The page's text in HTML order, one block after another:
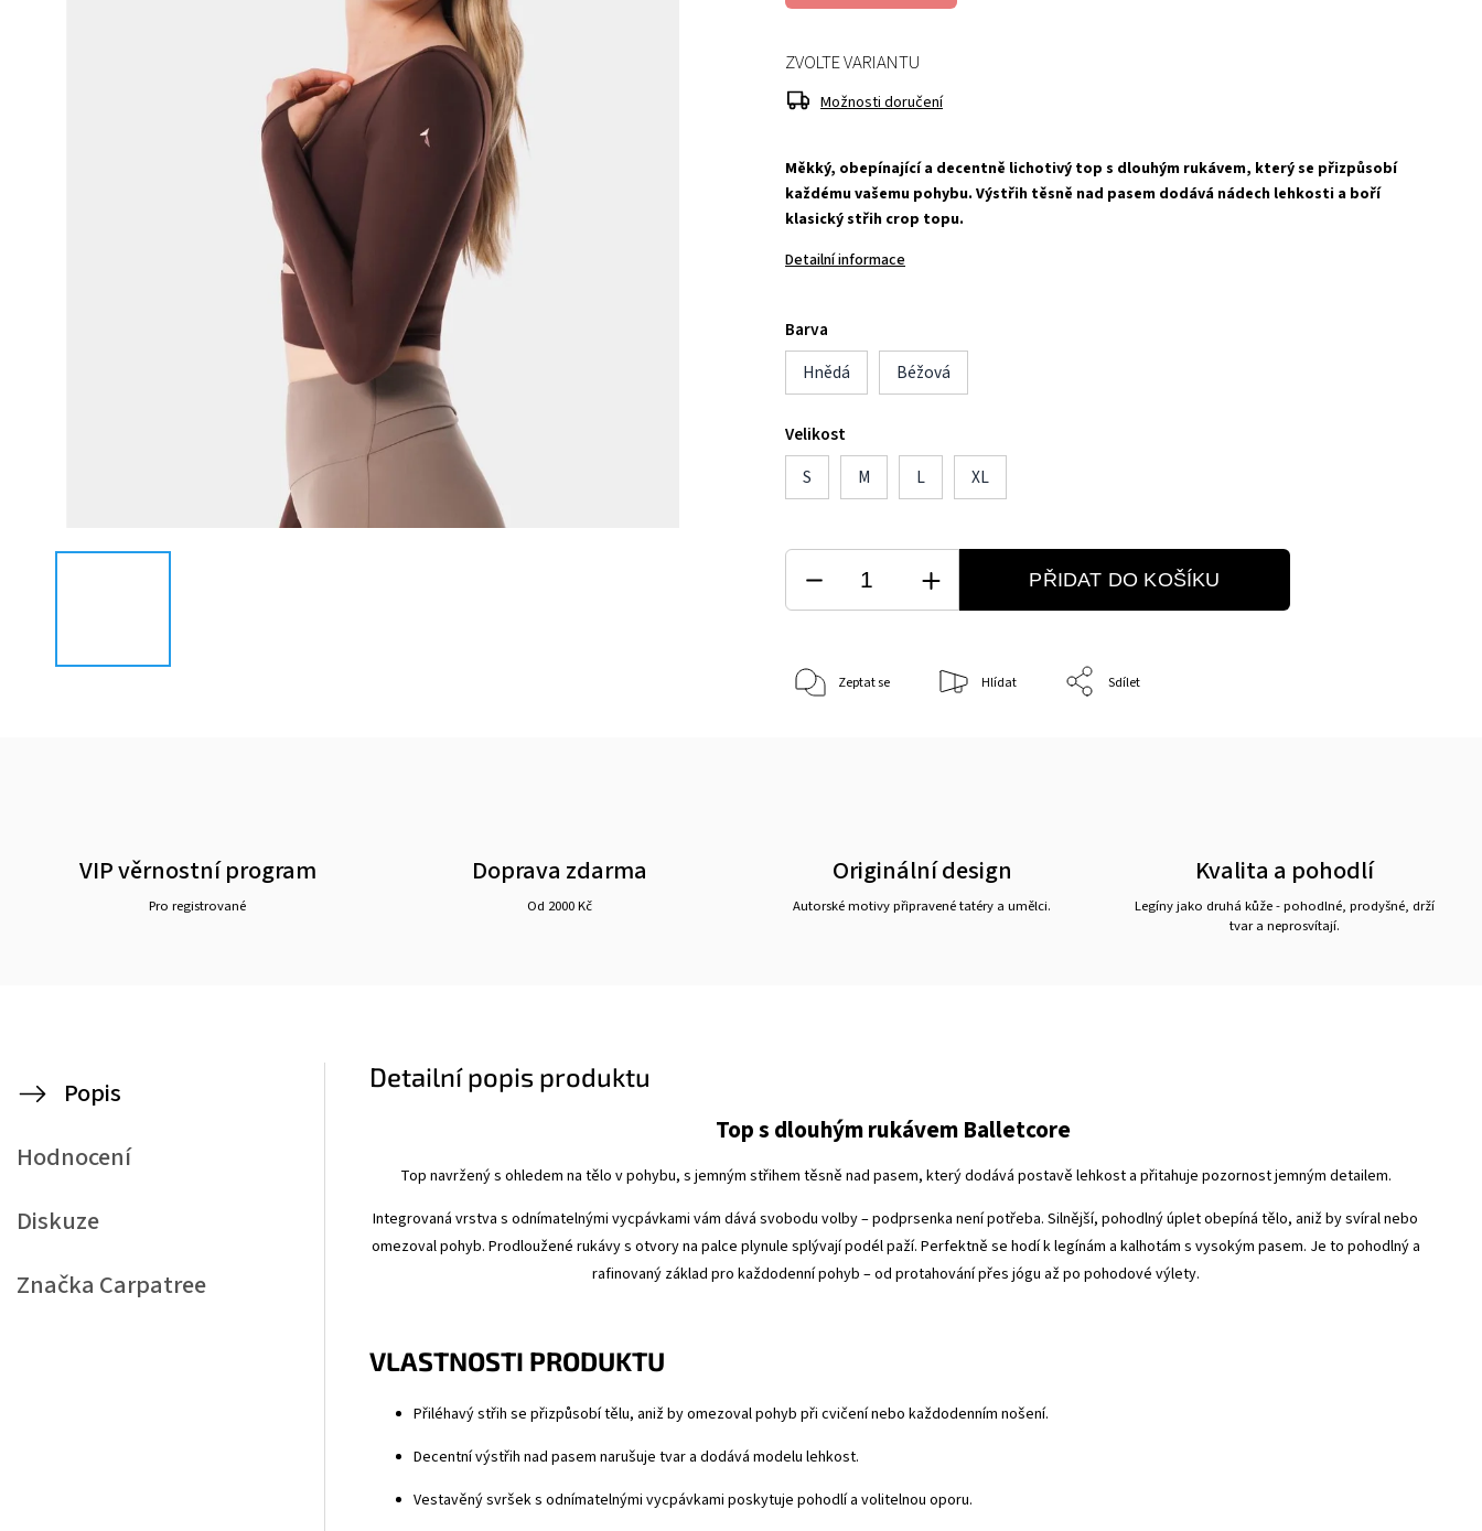
Měkký, obepínající a decentně lichotivý top s dlouhým rukávem, který se přizpůsobí
každému vašemu pohybu. Výstřih těsně nad pasem dodává nádech lehkosti a boří
klasický střih crop topu.
Detailní informace
Barva
Hnědá
Béžová
Velikost
S
M L XL
ZVOLTE VARIANTU
Možnosti doručení
PŘIDAT DO KOŠÍKU
Zeptat se Hlídat Sdílet
VIP věrnostní program
Pro registrované
Doprava zdarma
Od 2000 Kč
Originální design
Autorské motivy připravené tatéry a umělci.
Kvalita a pohodlí
Legíny jako druhá kůže - pohodlné, prodyšné, drží
tvar a neprosvítají.
Popis
Hodnocení
Diskuze
Značka Carpatree
Detailní popis produktu
Top s dlouhým rukávem Balletcore
Top navržený s ohledem na tělo v pohybu, s jemným střihem těsně nad pasem, který dodává postavě lehkost a přitahuje pozornost jemným detailem.
Integrovaná vrstva s odnímatelnými vycpávkami vám dává svobodu volby – podprsenka není potřeba. Silnější, pohodlný úplet obepíná tělo, aniž by svíral nebo
omezoval pohyb. Prodloužené rukávy s otvory na palce plynule splývají podél paží. Perfektně se hodí k legínám a kalhotám s vysokým pasem. Je to pohodlný a
rafinovaný základ pro každodenní pohyb – od protahování přes jógu až po pohodové výlety.
VLASTNOSTI PRODUKTU
Přiléhavý střih se přizpůsobí tělu, aniž by omezoval pohyb při cvičení nebo každodenním nošení.
Decentní výstřih nad pasem narušuje tvar a dodává modelu lehkost.
Vestavěný svršek s odnímatelnými vycpávkami poskytuje pohodlí a volitelnou oporu.